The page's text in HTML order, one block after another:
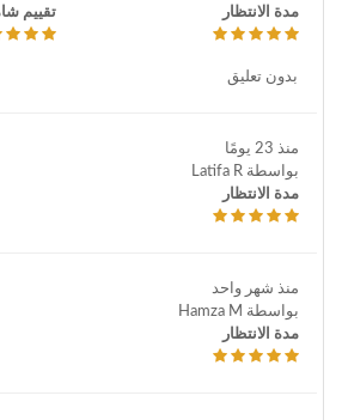
مدة الانتظار
تقييم
بدون تعليق
منذ 23 يومًا
بواسطة Latifa R
مدة الانتظار
منذ شهر واحد
بواسطة Hamza M
مدة الانتظار